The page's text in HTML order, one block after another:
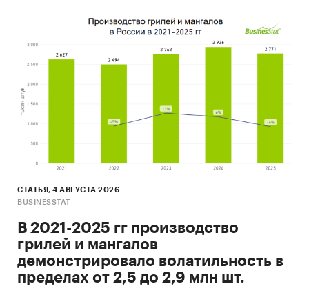
СТАТЬЯ, 4 АВГУСТА 2026
BUSINESSTAT
В 2021-2025 гг производство
грилей и мангалов
демонстрировало волатильность в
пределах от 2,5 до 2,9 млн шт.